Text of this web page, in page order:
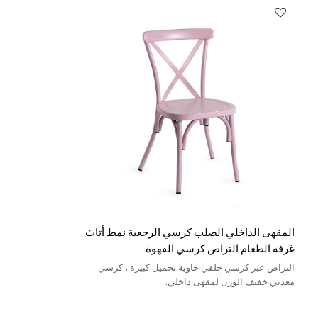
المقهى الداخلي الصلب كرسي الرجعية نمط أثاث
غرفة الطعام التراص كرسي القهوة
التراص عبر كرسي خلفي حاوية تحميل كبيرة ، كرسي
معدني خفيف الوزن لمقهى داخلي.